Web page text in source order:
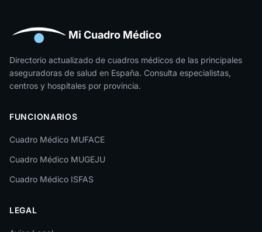
Huesca
Jaén
La Rioja
León
Lleida
Lugo
Málaga
Mi Cuadro Médico
Directorio actualizado de cuadros médicos de las principales
aseguradoras de salud en España. Consulta especialistas,
centros y hospitales por provincia.
FUNCIONARIOS
Cuadro Médico MUFACE
Cuadro Médico MUGEJU
Cuadro Médico ISFAS
LEGAL